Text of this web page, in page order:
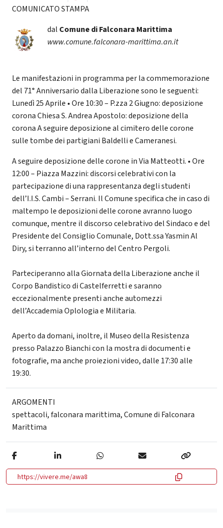
COMUNICATO STAMPA
dal Comune di Falconara Marittima
www.comune.falconara-marittima.an.it
Le manifestazioni in programma per la commemorazione
del 71° Anniversario dalla Liberazione sono le seguenti:
Lunedì 25 Aprile • Ore 10:30 – P.zza 2 Giugno: deposizione
corona Chiesa S. Andrea Apostolo: deposizione della
corona A seguire deposizione al cimitero delle corone
sulle tombe dei partigiani Baldelli e Cameranesi.
A seguire deposizione delle corone in Via Matteotti. • Ore
12:00 – Piazza Mazzini: discorsi celebrativi con la
partecipazione di una rappresentanza degli studenti
dell’I.I.S. Cambi – Serrani. Il Comune specifica che in caso di
maltempo le deposizioni delle corone avranno luogo
comunque, mentre il discorso celebrativo del Sindaco e del
Presidente del Consiglio Comunale, Dott.ssa Yasmin Al
Diry, si terranno all’interno del Centro Pergoli.
Parteciperanno alla Giornata della Liberazione anche il
Corpo Bandistico di Castelferretti e saranno
eccezionalmente presenti anche automezzi
dell’Accademia Oplologia e Militaria.
Aperto da domani, inoltre, il Museo della Resistenza
presso Palazzo Bianchi con la mostra di documenti e
fotografie, ma anche proiezioni video, dalle 17:30 alle
19:30.
ARGOMENTI
spettacoli,falconara marittima,Comune di Falconara
Marittima
https://vivere.me/awa8